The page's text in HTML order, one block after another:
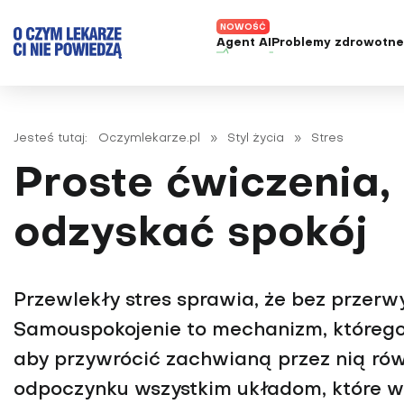
Agent AI Problemy zdrowotne
Alergie
Autyzm
Bezsenność
Borelioza
Celiakia
Choroba Alzheimera
Choroba Parkinsona
Choroby jelit
Prawa
Jesteś tutaj: Oczymlekarze.pl » Styl życia » Stres
Proste
odzyskać spokój
Przewlekły stres sprawia, że bez
Samouspokojenie to mechanizm,
aby przywrócić zachwianą przez nią
odpoczynku wszystkim układom, które